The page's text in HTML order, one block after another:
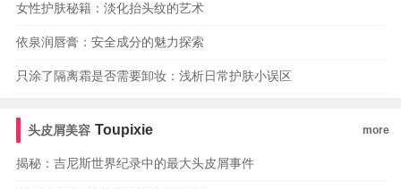
女性护肤秘籍：淡化抬头纹的艺术
依泉润唇膏：安全成分的魅力探索
只涂了隔离霜是否需要卸妆：浅析日常护肤小误区
头皮屑美容 Toupixie more
揭秘：吉尼斯世界纪录中的最大头皮屑事件